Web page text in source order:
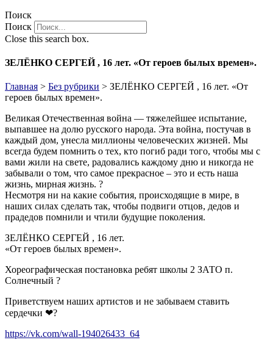
Поиск
Поиск
Close this search box.
ЗЕЛЁНКО СЕРГЕЙ , 16 лет. «От героев былых времен».
Главная > Без рубрики > ЗЕЛЁНКО СЕРГЕЙ , 16 лет. «От
героев былых времен».
Великая Отечественная война — тяжелейшее испытание,
выпавшее на долю русского народа. Эта война, постучав в
каждый дом, унесла миллионы человеческих жизней. Мы
всегда будем помнить о тех, кто погиб ради того, чтобы мы с
вами жили на свете, радовались каждому дню и никогда не
забывали о том, что самое прекрасное – это и есть наша
жизнь, мирная жизнь. ?
Несмотря ни на какие события, происходящие в мире, в
наших силах сделать так, чтобы подвиги отцов, дедов и
прадедов помнили и чтили будущие поколения.
ЗЕЛЁНКО СЕРГЕЙ , 16 лет.
«От героев былых времен».
Хореографическая постановка ребят школы 2 ЗАТО п.
Солнечный ?
Приветствуем наших артистов и не забываем ставить
сердечки ❤?
https://vk.com/wall-194026433_64